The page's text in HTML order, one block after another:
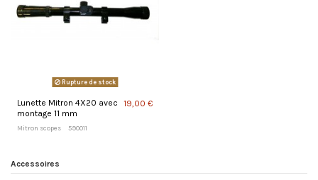
Rupture de stock
Lunette Mitron 4X20 avec
montage 11 mm
Mitron scopes 590011
19,00 €
Accessoires